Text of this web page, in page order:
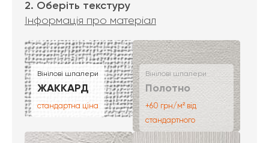
2. Оберіть текстуру
Інформація про матеріал
Вінілові шпалери
ЖАККАРД
стандартна ціна
Вінілові шпалери
Полотно
+60 грн/м² від
стандартного